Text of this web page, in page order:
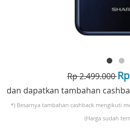
Rp 2.499.000
dan dapatkan tambahan
*) Besarnya tambahan cashback mengikuti
(Harga sudah